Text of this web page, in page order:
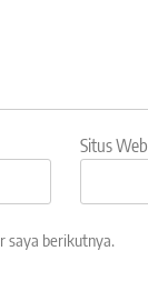
Situs Web
saya berikutnya.